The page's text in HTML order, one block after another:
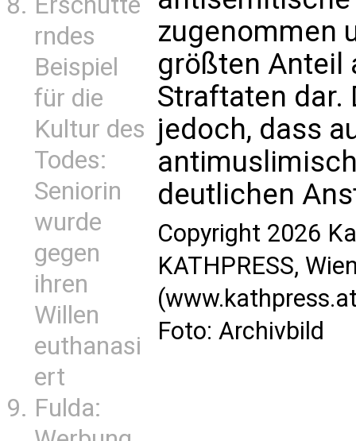
rndes
Beispiel
für die
Kultur des
Todes:
Seniorin
wurde
gegen
ihren
Willen
euthanasi
ert
Fulda:
zugenommen
größten Anteil
Straftaten dar.
jedoch, dass
deutlichen
Copyright 2026
KATHPRESS,
Foto: Archivbild